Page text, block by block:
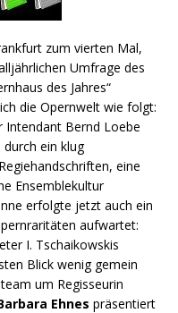
zum vierten Mal,
Umfrage des
des Jahres“
die Opernwelt wie folgt:
Intendant Bernd Loebe
ein klug
eine
Ensemblekultur
erfolgte jetzt auch ein
aufwartet:
I. Tschaikowskis
Blick wenig gemein
um Regisseurin
Ehnes präsentiert